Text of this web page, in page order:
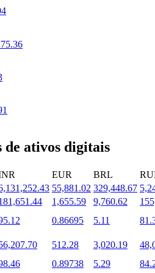
tokens populares.
de ativos digitais
EUR BRL
55,881.02 329,448.67
1,655.59 9,760.62
0.86695 5.11
512.28 3,020.19
0.89738 5.29